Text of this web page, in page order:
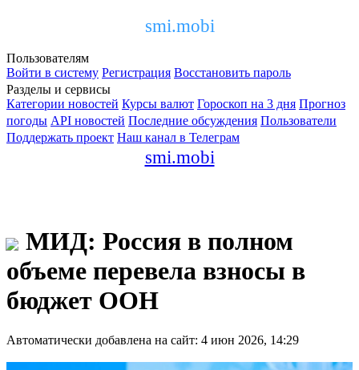
smi.mobi
Пользователям
Войти в систему Регистрация Восстановить пароль
Разделы и сервисы
Категории новостей Курсы валют Гороскоп на 3 дня Прогноз
погоды API новостей Последние обсуждения Пользователи
Поддержать проект Наш канал в Телеграм
smi.mobi
МИД: Россия в полном
объеме перевела взносы в
бюджет ООН
Автоматически добавлена на сайт: 4 июн 2026, 14:29